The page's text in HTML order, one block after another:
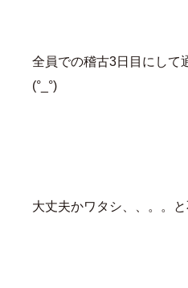
全員での稽古3日目にし
(°_°)
大丈夫かワタシ、、。。